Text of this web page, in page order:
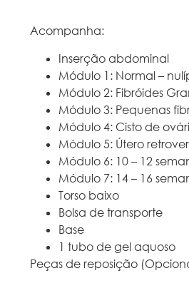
Acompanha:
Inserção abdominal
Módulo 1: Normal –
Módulo 2: Fibróides
Módulo 3: Pequenas
Módulo 4: Cisto de
Módulo 5: Útero
Módulo 6: 10 – 12
Módulo 7: 14 – 16
Torso baixo
Bolsa de transporte
Base
1 tubo de gel aquoso
Peças de reposição